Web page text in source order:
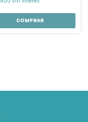
COMPRAR